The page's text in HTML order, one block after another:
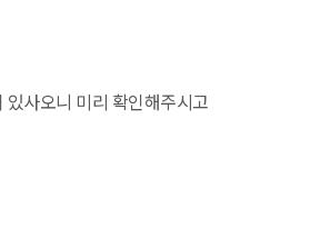
사오니 미리 확인해주시고